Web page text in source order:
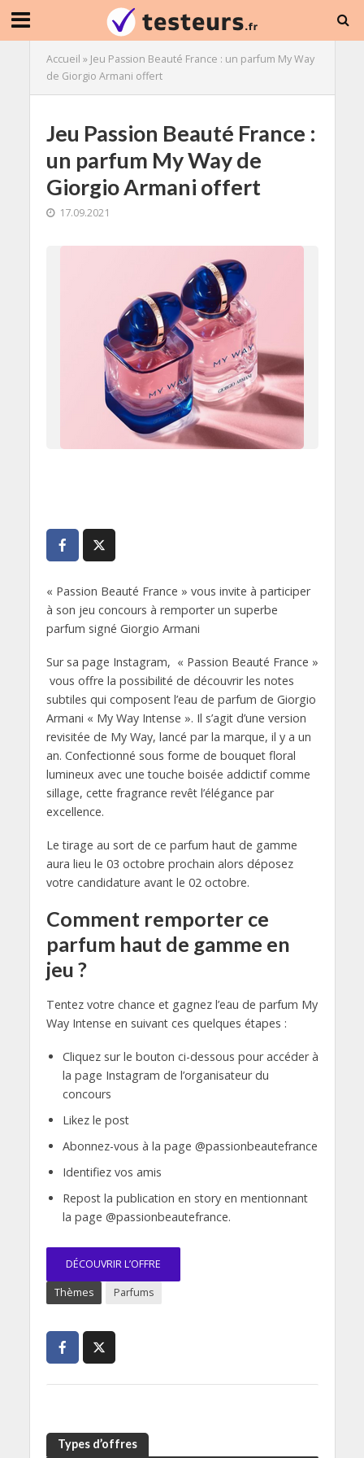
Accueil » Jeu Passion Beauté France : un parfum My Way
de Giorgio Armani offert
Jeu Passion Beauté France :
un parfum My Way de
Giorgio Armani offert
17.09.2021
« Passion Beauté France » vous invite à participer
à son jeu concours à remporter un superbe
parfum signé Giorgio Armani
Sur sa page Instagram, « Passion Beauté France »
vous offre la possibilité de découvrir les notes
subtiles qui composent l’eau de parfum de Giorgio
Armani « My Way Intense ». Il s’agit d’une version
revisitée de My Way, lancé par la marque, il y a un
an. Confectionné sous forme de bouquet floral
lumineux avec une touche boisée addictif comme
sillage, cette fragrance revêt l’élégance par
excellence.
Le tirage au sort de ce parfum haut de gamme
aura lieu le 03 octobre prochain alors déposez
votre candidature avant le 02 octobre.
Comment remporter ce
parfum haut de gamme en
jeu ?
Tentez votre chance et gagnez l’eau de parfum My
Way Intense en suivant ces quelques étapes :
Cliquez sur le bouton ci-dessous pour accéder à
la page Instagram de l’organisateur du
concours
Likez le post
Abonnez-vous à la page @passionbeautefrance
Identifiez vos amis
Repost la publication en story en mentionnant
la page @passionbeautefrance.
DÉCOUVRIR L’OFFRE
Thèmes Parfums
Types d’offres